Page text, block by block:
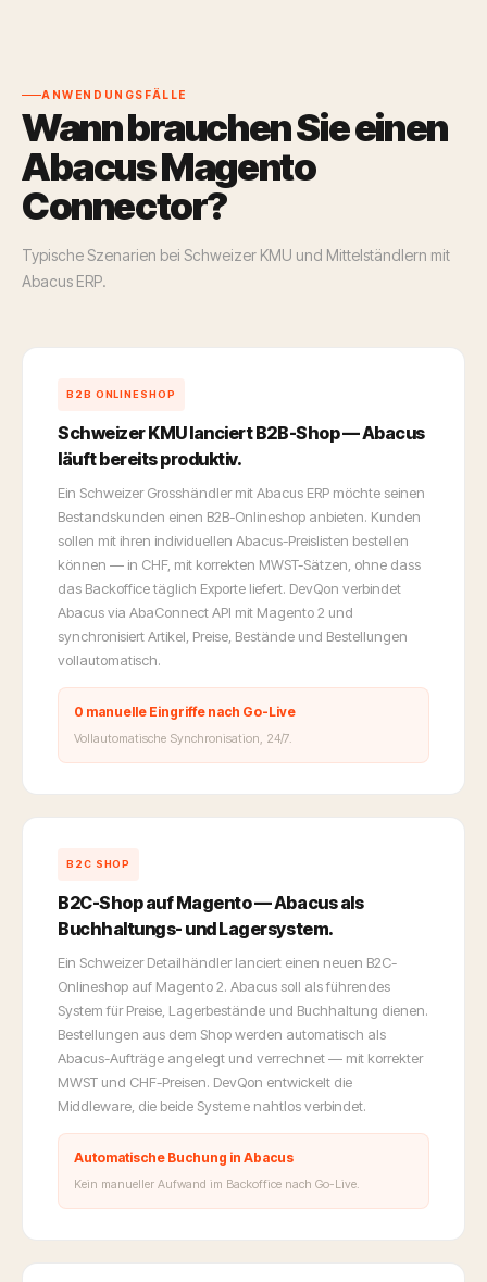
ANWENDUNGSFÄLLE
Wann brauchen Sie einen
Abacus Magento
Connector?
Typische Szenarien bei Schweizer KMU und Mittelständlern mit
Abacus ERP.
B2B ONLINESHOP
Schweizer KMU lanciert B2B-Shop — Abacus
läuft bereits produktiv.
Ein Schweizer Grosshändler mit Abacus ERP möchte seinen
Bestandskunden einen B2B-Onlineshop anbieten. Kunden
sollen mit ihren individuellen Abacus-Preislisten bestellen
können — in CHF, mit korrekten MWST-Sätzen, ohne dass
das Backoffice täglich Exporte liefert. DevQon verbindet
Abacus via AbaConnect API mit Magento 2 und
synchronisiert Artikel, Preise, Bestände und Bestellungen
vollautomatisch.
0 manuelle Eingriffe nach Go-Live
Vollautomatische Synchronisation, 24/7.
B2C SHOP
B2C-Shop auf Magento — Abacus als
Buchhaltungs- und Lagersystem.
Ein Schweizer Detailhändler lanciert einen neuen B2C-
Onlineshop auf Magento 2. Abacus soll als führendes
System für Preise, Lagerbestände und Buchhaltung dienen.
Bestellungen aus dem Shop werden automatisch als
Abacus-Aufträge angelegt und verrechnet — mit korrekter
MWST und CHF-Preisen. DevQon entwickelt die
Middleware, die beide Systeme nahtlos verbindet.
Automatische Buchung in Abacus
Kein manueller Aufwand im Backoffice nach Go-Live.